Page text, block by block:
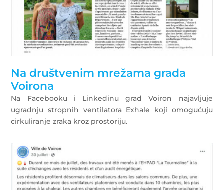
Na društvenim mrežama grada
Voirona
Na Facebooku i Linkedinu grad Voiron najavljuje
ugradnju stropnih ventilatora Exhale koji omogućuju
cirkuliranje zraka kroz prostoriju.